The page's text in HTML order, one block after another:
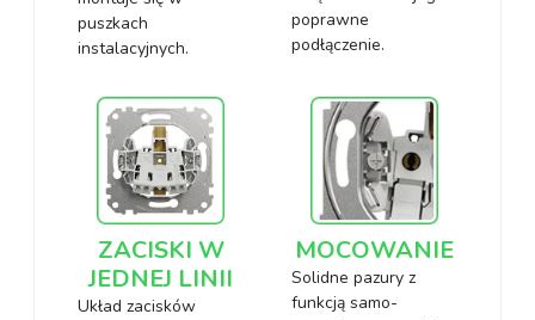
puszkach
instalacyjnych.
poprawne
podłączenie.
ZACISKI W
JEDNEJ LINII
Układ zacisków
MOCOWANIE
Solidne pazury z
funkcją samo-